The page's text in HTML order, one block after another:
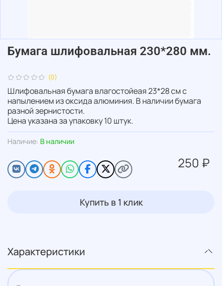
(0)
Наличие: В наличии
Бумага шлифовальная 230*280 мм.
250 ₽
Купить в 1 клик
Шлифовальная бумага влагостойеая 23*28 см с
напылением из оксида алюминия. В наличии бумага
разной зернистости.
Цена указана за упаковку 10 штук.
Характеристики